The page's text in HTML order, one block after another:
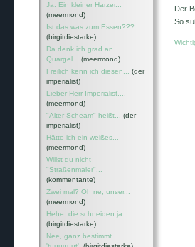
Ja. Ein kleiner Harzer...
(meermond)
Ist das was zum Essen???
(birgitdiestarke)
Da denk ich grad an
Quargel...
(meermond)
Freilich kenn ich diesen...
(der
imperialist)
Lieber Herr Imperialist,...
(meermond)
"Alter Scheam" heißt...
(der
imperialist)
Hätte ich ein weißes...
(meermond)
Willst du nicht
"Straßenmaler"...
(kommentante)
Zwei mal? Oh ne, unser...
(meermond)
Hehe, die schneiden ja...
(birgitdiestarke)
Nee, ganz bestimmt
Der
So